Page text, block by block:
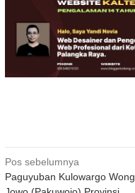
Navigasi
pos
Pos sebelumnya
Paguyuban Kulowargo Wong